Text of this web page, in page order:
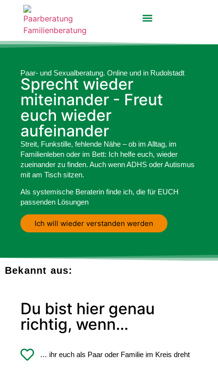
Paar- und Sexualberatung. Online und in Rudolstadt
Sprecht wieder
miteinander - Freut
euch wieder
aufeinander
Streit, Funkstille, fehlende Nähe – ob im Alltag, im
Familienleben oder im Bett: Ich helfe euch, wieder
zueinander zu finden. Auch wenn ADHS oder Autismus
mit am Tisch sitzen.
Als systemische Beraterin finde ich, die für EUCH
passenden Lösungen
Ich will wieder verstanden werden
Bekannt aus:
Du bist hier genau
richtig, wenn…
… ihr euch als Paar oder Familie im Kreis dreht